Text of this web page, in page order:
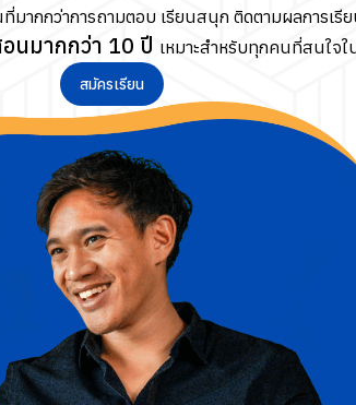
ที่มากกว่าการถามตอบ เรียนสนุก ติดตามผลการเรี
นมากกว่า 10 ปี เหมาะสำหรับทุกคนที่สนใจใ
สมัครเรียน